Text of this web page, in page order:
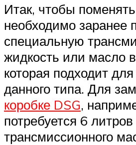
Итак, чтобы
необходимо заранее
специальную
жидкость или масло
которая подходит для
данного типа. Для
коробке DSG,
потребуется 6 литров
трансмиссионного